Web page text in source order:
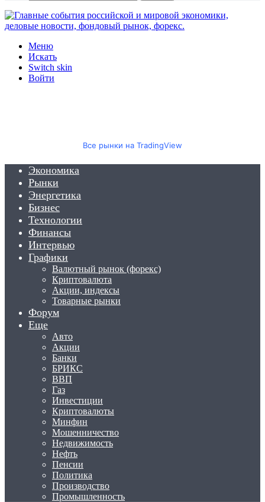
Меню
Искать
Switch skin
Войти
Все рынки на TradingView
Экономика
Рынки
Энергетика
Бизнес
Технологии
Финансы
Интервью
Графики
Валютный рынок (форекс)
Криптовалюта
Акции, индексы
Товарные рынки
Форум
Еще
Авто
Акции
Банки
БРИКС
ВВП
Газ
Инвестиции
Криптовалюты
Минфин
Мошенничество
Недвижимость
Нефть
Пенсии
Политика
Производство
Промышленность